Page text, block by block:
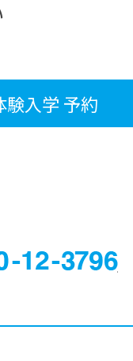
験入学 予約